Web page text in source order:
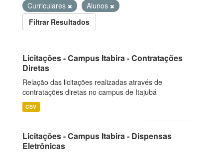
Curriculares
Alunos
Filtrar Resultados
Licitações - Campus Itabira - Contratações
Diretas
Relação das licitações realizadas através de
contratações diretas no campus de Itajubá
CSV
Licitações - Campus Itabira - Dispensas
Eletrônicas